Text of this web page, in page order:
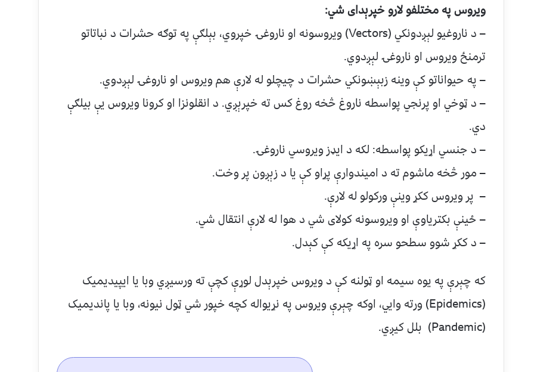
ویروس په مختلفو لارو خپرېدای شي:
– د ناروغیو لېږدونکي (Vectors) ویروسونه او ناروغۍ خپروي، بېلګې په توګه حشرات د نباتاتو
ترمنځ‌ ویروس او ناروغۍ لېږدوي.
– په حیواناتو کې وینه زبېښونکي حشرات د چیچلو له لارې هم ویروس او ناروغۍ لېږدوي.
– د ټوخي او پرنجي پواسطه ناروغ څخه روغ کس ته خپرېږي. د انقلونزا او کرونا ویروس یې بیلګې
دي.
– د جنسي اړیکو پواسطه: لکه د ایډز ویروسي ناروغۍ.
– مور څخه ماشوم ته د امیندوارې پړاو کې یا د زېږون پر وخت.
– پر ویروس ککړ وینې ورکولو له لارې.
– ځینې بکتریاوې او ویروسونه کولای شي د هوا له لارې انتقال شي.
– د ککړ شوو سطحو سره په اړیکه کې کېدل.
که چېرې په یوه سیمه او ټولنه کې د ویروس خپرېدل لوړې کچې ته ورسیږي وبا یا ایپیدیمیک
(Epidemics) ورته وایي، اوکه چېرې ویروس په نړیواله کچه خپور شي ټول نیونه، وبا یا پاندیمیک
(Pandemic) بلل کیږي.